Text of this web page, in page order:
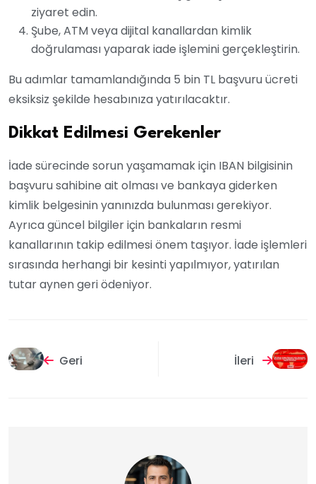
ziyaret edin.
Şube, ATM veya dijital kanallardan kimlik
doğrulaması yaparak iade işlemini gerçekleştirin.
Bu adımlar tamamlandığında 5 bin TL başvuru ücreti
eksiksiz şekilde hesabınıza yatırılacaktır.
Dikkat Edilmesi Gerekenler
İade sürecinde sorun yaşamamak için IBAN bilgisinin
başvuru sahibine ait olması ve bankaya giderken
kimlik belgesinin yanınızda bulunması gerekiyor.
Ayrıca güncel bilgiler için bankaların resmi
kanallarının takip edilmesi önem taşıyor. İade işlemleri
sırasında herhangi bir kesinti yapılmıyor, yatırılan
tutar aynen geri ödeniyor.
Geri İleri